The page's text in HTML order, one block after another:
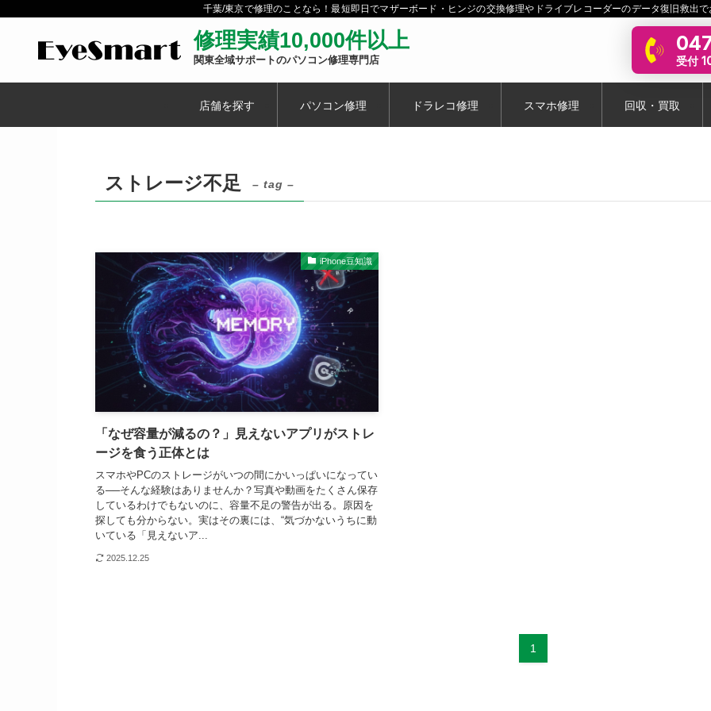
千葉/東京で修理のことなら！最短即日でマザーボード・ヒンジの交換修理やドライブレコーダーのデータ復旧救出で
修理実績10,000件以上
関東全域サポートのパソコン修理専門店 受付
店舗を探す パソコン修理 ドラレコ修理 スマホ修理 回収・買取
ストレージ不足 – tag –
iPhone豆知識
「なぜ容量が減るの？」見えないアプリがストレ
ージを食う正体とは
スマホやPCのストレージがいつの間にかいっぱいになってい
る──そんな経験はありませんか？写真や動画をたくさん保存
しているわけでもないのに、容量不足の警告が出る。原因を
探しても分からない。実はその裏には、“気づかないうちに動
いている「見えないア...
2025.12.25
1